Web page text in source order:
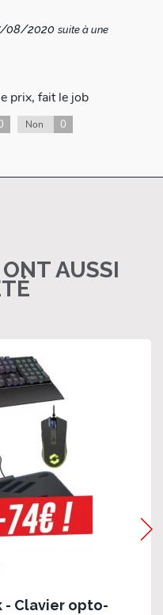
08/2020 suite à une
prix, fait le job
Non 0
AUSSI
- Clavier opto-